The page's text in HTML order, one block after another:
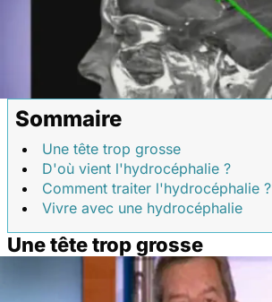
Sommaire
Une tête trop grosse
D'où vient l'hydrocéphalie ?
Comment traiter l'hydrocéphalie ?
Vivre avec une hydrocéphalie
Une tête trop grosse